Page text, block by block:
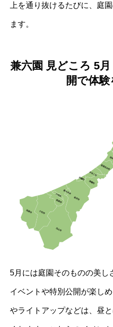
上を通り抜けるたびに、庭
ます。
兼六園 見どころ 5
開で体
5月には庭園そのものの美し
イベントや特別公開が楽し
やライトアップなどは、昼